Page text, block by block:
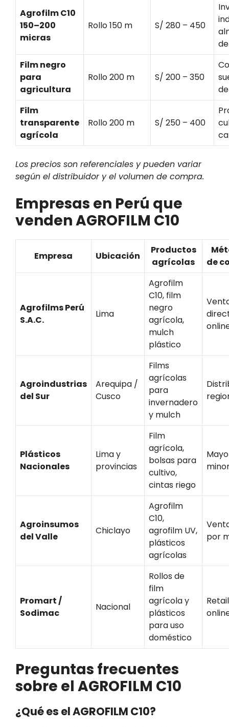
Agrofilm C10
150–200
micras
Rollo 150 m S/ 280 – 450
Film negro
para
agricultura
Rollo 200 m S/ 200 – 350
Film
transparente
agrícola
Rollo 200 m S/ 250 – 400
Los precios son referenciales y pueden variar
según el distribuidor y el volumen de compra.
Empresas en Perú que
venden AGROFILM C10
Empresa Ubicación
Productos
agrícolas
de
Agrofilms Perú
S.A.C.
Lima
Agrofilm
C10, film
negro
agrícola,
mulch
plástico
Agroindustrias
del Sur
Arequipa /
Cusco
Films
agrícolas
para
invernadero
y mulch
Plásticos
Nacionales
Lima y
provincias
Film
agrícola,
bolsas para
cultivo,
cintas riego
Agroinsumos
del Valle
Chiclayo
Agrofilm
C10,
agrofilm UV,
plásticos
agrícolas
por
Promart /
Sodimac
Nacional
Rollos de
film
agrícola y
plásticos
para uso
doméstico
Preguntas frecuentes
sobre el AGROFILM C10
¿Qué es el AGROFILM C10?